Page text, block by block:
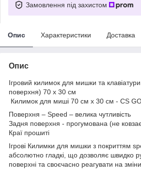
Замовлення під захистом
Опис Характеристики Доставка
Опис
Ігровий килимок для мишки та
поверхня) 70 х 30 см
Килимок для миші 70 см х 30 см - CS
Поверхня – Speed – велика чутливість
Задня поверхня - прогумована (не
Краї прошиті
Ігрові Килимки для мишки з покриттям
абсолютно гладкі, що дозволяє швидко
поверхні та своєчасно реагувати на зміни.